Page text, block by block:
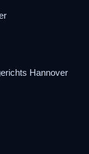
Hannover